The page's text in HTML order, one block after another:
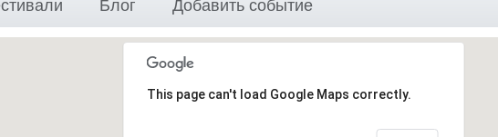
Блог Добавить событие
This page can't load Google Maps correctly.